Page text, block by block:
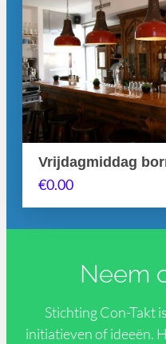
Vrijdagmiddag
€0.00
Neem
Stichting Con-Takt
initiatieven of ideeën.